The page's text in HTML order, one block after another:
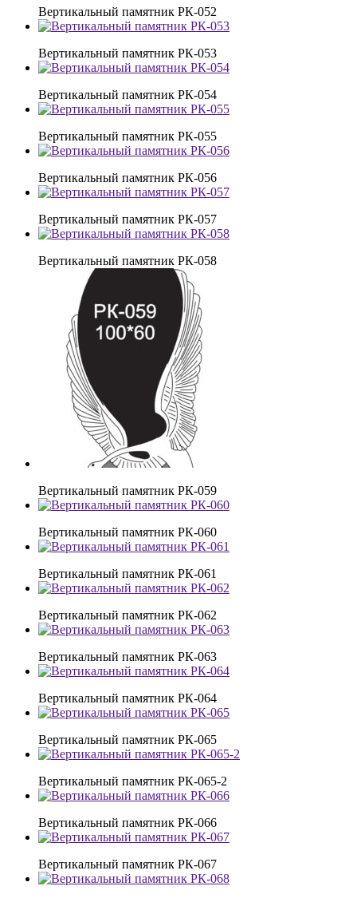
Вертикальный памятник РК-052
Вертикальный памятник РК-053
Вертикальный памятник РК-054
Вертикальный памятник РК-055
Вертикальный памятник РК-056
Вертикальный памятник РК-057
Вертикальный памятник РК-058
Вертикальный памятник РК-059
Вертикальный памятник РК-060
Вертикальный памятник РК-061
Вертикальный памятник РК-062
Вертикальный памятник РК-063
Вертикальный памятник РК-064
Вертикальный памятник РК-065
Вертикальный памятник РК-065-2
Вертикальный памятник РК-066
Вертикальный памятник РК-067